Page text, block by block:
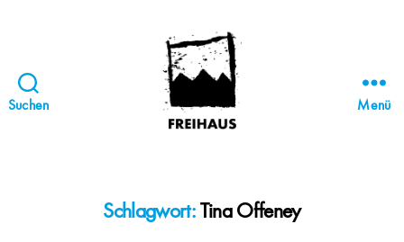
Suchen
STATTBAU
HAMBURG
Menü
Schlagwort: Tina Offeney